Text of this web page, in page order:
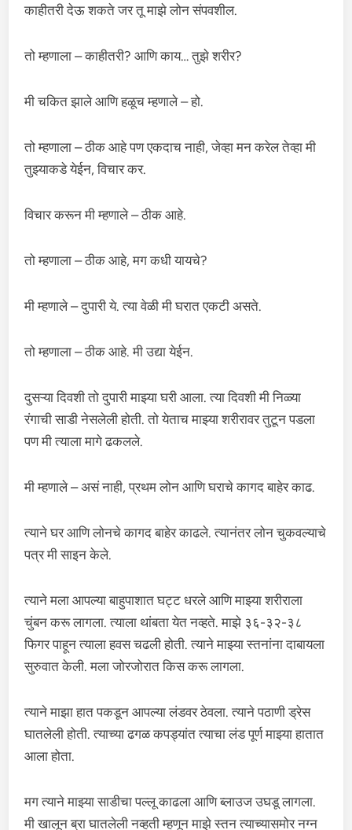
काहीतरी देऊ शकते जर तू माझे लोन संपवशील.
तो म्हणाला – काहीतरी? आणि काय… तुझे शरीर?
मी चकित झाले आणि हळूच म्हणाले – हो.
तो म्हणाला – ठीक आहे पण एकदाच नाही, जेव्हा मन करेल तेव्हा मी
तुझ्याकडे येईन, विचार कर.
विचार करून मी म्हणाले – ठीक आहे.
तो म्हणाला – ठीक आहे, मग कधी यायचे?
मी म्हणाले – दुपारी ये. त्या वेळी मी घरात एकटी असते.
तो म्हणाला – ठीक आहे. मी उद्या येईन.
दुसऱ्या दिवशी तो दुपारी माझ्या घरी आला. त्या दिवशी मी निळ्या
रंगाची साडी नेसलेली होती. तो येताच माझ्या शरीरावर तुटून पडला
पण मी त्याला मागे ढकलले.
मी म्हणाले – असं नाही, प्रथम लोन आणि घराचे कागद बाहेर काढ.
त्याने घर आणि लोनचे कागद बाहेर काढले. त्यानंतर लोन चुकवल्याचे
पत्र मी साइन केले.
त्याने मला आपल्या बाहुपाशात घट्ट धरले आणि माझ्या शरीराला
चुंबन करू लागला. त्याला थांबता येत नव्हते. माझे ३६-३२-३८
फिगर पाहून त्याला हवस चढली होती. त्याने माझ्या स्तनांना दाबायला
सुरुवात केली. मला जोरजोरात किस करू लागला.
त्याने माझा हात पकडून आपल्या लंडवर ठेवला. त्याने पठाणी ड्रेस
घातलेली होती. त्याच्या ढगळ कपड्यांत त्याचा लंड पूर्ण माझ्या हातात
आला होता.
मग त्याने माझ्या साडीचा पल्लू काढला आणि ब्लाउज उघडू लागला.
मी खालून ब्रा घातलेली नव्हती म्हणून माझे स्तन त्याच्यासमोर नग्न